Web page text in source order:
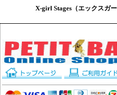
X-girl Stages（エックスガ